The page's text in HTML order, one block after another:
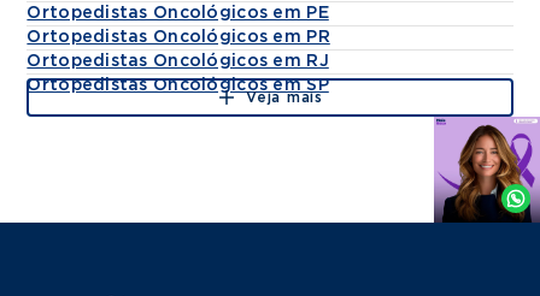
Ortopedistas Oncológicos em PE
Ortopedistas Oncológicos em PR
Ortopedistas Oncológicos em RJ
Ortopedistas Oncológicos em SP
Veja mais
Agende
Whatsapp